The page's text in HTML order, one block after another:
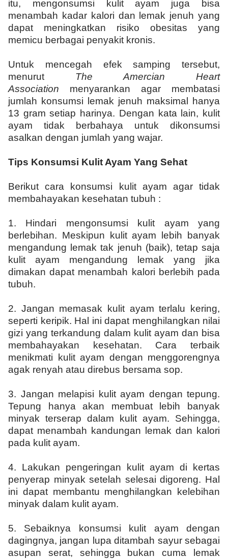
itu, mengonsumsi kulit ayam juga bisa
menambah kadar kalori dan lemak jenuh yang
dapat meningkatkan risiko obesitas yang
memicu berbagai penyakit kronis.
Untuk mencegah efek samping tersebut,
menurut The Amercian Heart
Association menyarankan agar membatasi
jumlah konsumsi lemak jenuh maksimal hanya
13 gram setiap harinya. Dengan kata lain, kulit
ayam tidak berbahaya untuk dikonsumsi
asalkan dengan jumlah yang wajar.
Tips Konsumsi Kulit Ayam Yang Sehat
Berikut cara konsumsi kulit ayam agar tidak
membahayakan kesehatan tubuh :
1. Hindari mengonsumsi kulit ayam yang
berlebihan. Meskipun kulit ayam lebih banyak
mengandung lemak tak jenuh (baik), tetap saja
kulit ayam mengandung lemak yang jika
dimakan dapat menambah kalori berlebih pada
tubuh.
2. Jangan memasak kulit ayam terlalu kering,
seperti keripik. Hal ini dapat menghilangkan nilai
gizi yang terkandung dalam kulit ayam dan bisa
membahayakan kesehatan. Cara terbaik
menikmati kulit ayam dengan menggorengnya
agak renyah atau direbus bersama sop.
3. Jangan melapisi kulit ayam dengan tepung.
Tepung hanya akan membuat lebih banyak
minyak terserap dalam kulit ayam. Sehingga,
dapat menambah kandungan lemak dan kalori
pada kulit ayam.
4. Lakukan pengeringan kulit ayam di kertas
penyerap minyak setelah selesai digoreng. Hal
ini dapat membantu menghilangkan kelebihan
minyak dalam kulit ayam.
5. Sebaiknya konsumsi kulit ayam dengan
dagingnya, jangan lupa ditambah sayur sebagai
asupan serat, sehingga bukan cuma lemak